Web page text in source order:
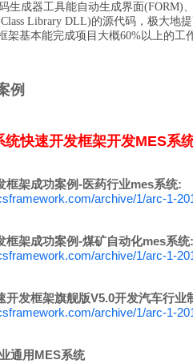
生成器工具能自动生成界面(FORM)
Library DLL)的源代码，极大地
架基本能完成项目大概60%以上的工
例
统快速开发框架开发MES系
框架成功案例-医药行业mes系统:
archive/1/arc-1-
框架成功案例-煤矿自动化mes系
archive/1/arc-1-
开发框架旗舰版V5.0开发汽车行业
archive/1/arc-1-
通用MES系统